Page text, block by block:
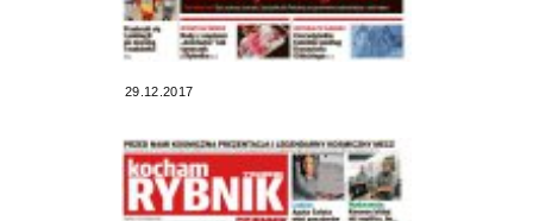
29.12.2017